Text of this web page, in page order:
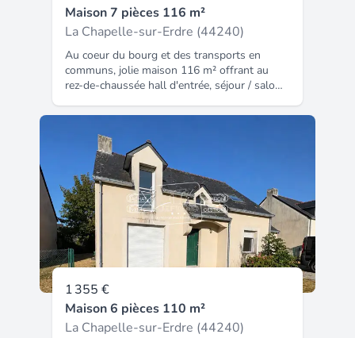
Maison 7 pièces 116 m²
La Chapelle-sur-Erdre (44240)
Au coeur du bourg et des transports en
communs, jolie maison 116 m² offrant au
rez-de-chaussée hall d'entrée, séjour / salon
une chambre avec placard, une salle d'eau,
un WC. Et à l'étage, 4 chambres dont 2 avec
placards et une avec salle d'eau privative,
salle de bain et WC. Garage. Jardin clos
d'environ 700 m². Libre le 1 juillet 2025.
Loyer net : 1394,07  / mois (révision
annuelle). Provisions pour Taxe d'Ordures
Ménagères : 25  / mois (régularisation
annuelle). Dépôt de garantie : 1394,07.
Honoraires d'agence TTC dus par le locataire
: 1154,29  (dont état des lieux d'entrée : 348
).
1 355 €
Maison 6 pièces 110 m²
La Chapelle-sur-Erdre (44240)